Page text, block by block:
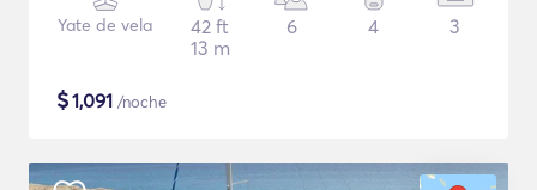
Yate de vela
42 ft
13 m
6 4 3
$1,091 /noche